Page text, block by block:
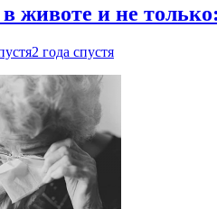
животе и не
2 года спустя